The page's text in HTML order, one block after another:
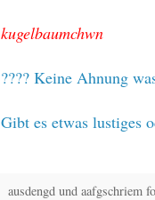
kugelbaumchwn
???? Keine Ahnung
Gibt es etwas lustiges
ausdengd und aafgschriem